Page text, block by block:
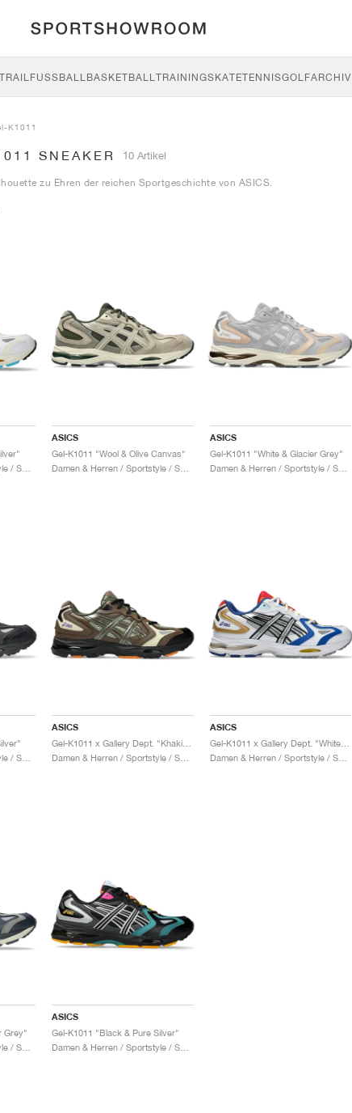
TRAILFUSSBALL BASKETBALLTRAININGSKATETENNISGOLFARCHIV
K1011
SNEAKER 10 Artikel
zu Ehren der reichen Sportgeschichte von ASICS.
ASICS
Gel-K1011 "Wool & Olive Canvas"
Damen & Herren / Sportstyle / Schuhe
ASICS
Gel-K1011 "White & Glacier Grey"
Damen & Herren / Sportstyle / Schuhe
ASICS
Gel-K1011 x Gallery Dept. "Khaki & Clay Canyon"
Damen & Herren / Sportstyle / Schuhe
ASICS
Gel-K1011 x Gallery Dept. "White & Pure Silver"
Damen & Herren / Sportstyle / Schuhe
Grey"
ASICS
Gel-K1011 "Black & Pure Silver"
Damen & Herren / Sportstyle / Schuhe